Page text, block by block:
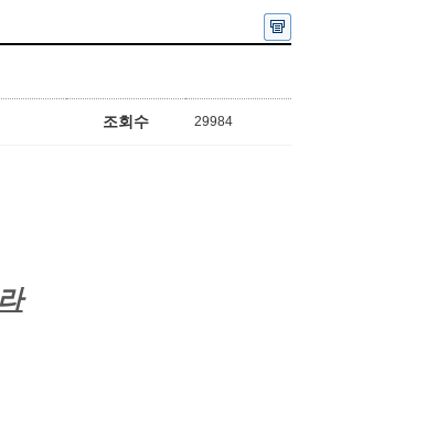
조회수 29984